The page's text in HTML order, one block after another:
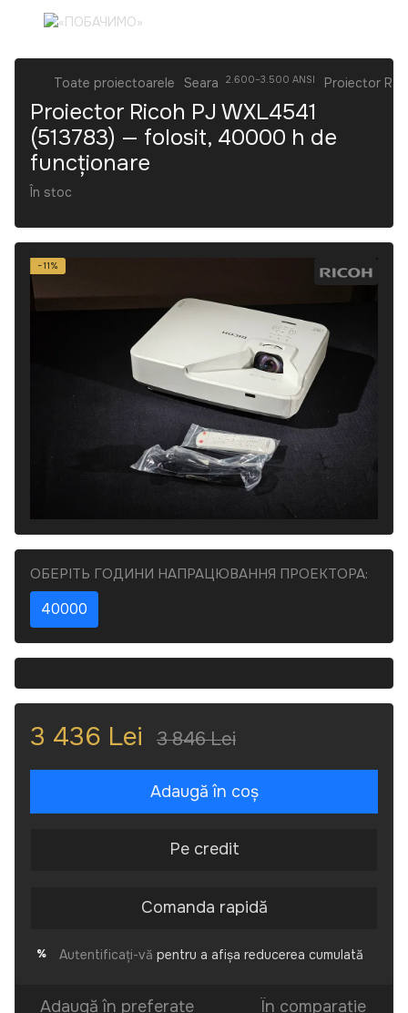
Toate proiectoarele Seara 2.600–3.500 ANSI Proiector
Proiector Ricoh PJ WXL4541
(513783) — folosit, 40000 h de
funcționare
În stoc
−11%
ОБЕРІТЬ ГОДИНИ НАПРАЦЮВАННЯ ПРОЕКТОРА:
40000
3 436 Lei 3 846 Lei
Adaugă în coș
Pe credit
Comanda rapidă
% Autentificați-vă pentru a afișa reducerea cumulată
Adaugă în preferate În comparație